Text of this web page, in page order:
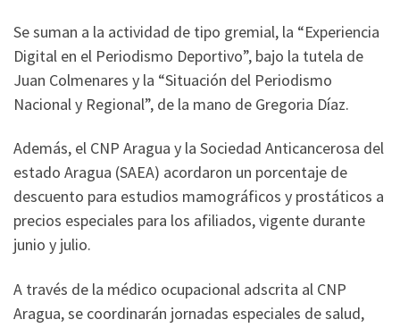
Se suman a la actividad de tipo gremial, la “Experiencia
Digital en el Periodismo Deportivo”, bajo la tutela de
Juan Colmenares y la “Situación del Periodismo
Nacional y Regional”, de la mano de Gregoria Díaz.
Además, el CNP Aragua y la Sociedad Anticancerosa del
estado Aragua (SAEA) acordaron un porcentaje de
descuento para estudios mamográficos y prostáticos a
precios especiales para los afiliados, vigente durante
junio y julio.
A través de la médico ocupacional adscrita al CNP
Aragua, se coordinarán jornadas especiales de salud,